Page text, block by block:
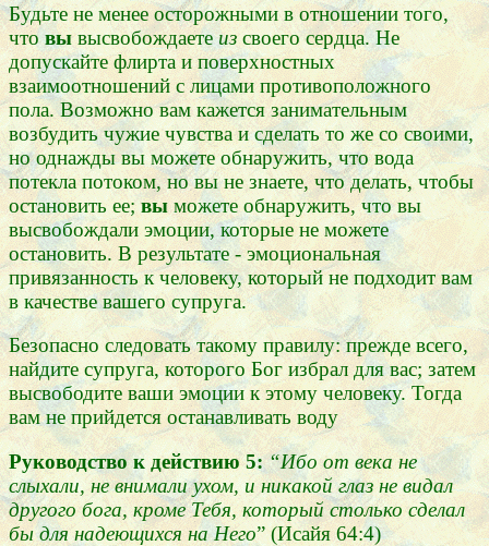
Будьте не менее осторожными в отношении того,
что вы высвобождаетеиз своего сердца. Не
допускайте флирта и поверхностных
взаимоотношений с лицами противоположного
пола. Возможно вам кажется занимательным
возбудить чужие чувства и сделать то же со своими,
но однажды вы можете обнаружить, что вода
потекла потоком, но вы не знаете, что делать, чтобы
остановить ее; выможете обнаружить, что вы
высвобождали эмоции, которые не можете
остановить. В результате - эмоциональная
привязанность к человеку, который не подходит вам
в качестве вашего супруга.
Безопасно следовать такому правилу: прежде всего,
найдите супруга, которого Бог избрал для вас; затем
высвободите ваши эмоции к этому человеку. Тогда
вам не прийдется останавливать воду
Руководство к действию 5: “Ибо от века не
слыхали, не внимали ухом, и никакой глаз не видал
другого бога, кроме Тебя, который столько сделал
бы для надеющихся на Него” (Исайя 64:4)